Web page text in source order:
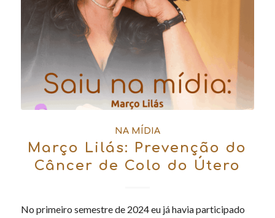
NA MÍDIA
Março Lilás: Prevenção do
Câncer de Colo do Útero
No primeiro semestre de 2024 eu já havia participado